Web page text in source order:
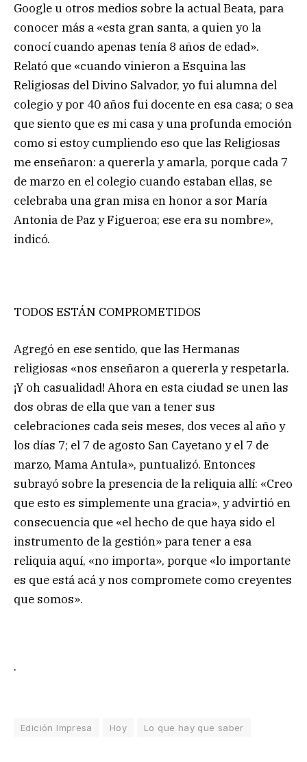
Google u otros medios sobre la actual Beata, para
conocer más a «esta gran santa, a quien yo la
conocí cuando apenas tenía 8 años de edad».
Relató que «cuando vinieron a Esquina las
Religiosas del Divino Salvador, yo fui alumna del
colegio y por 40 años fui docente en esa casa; o sea
que siento que es mi casa y una profunda emoción
como si estoy cumpliendo eso que las Religiosas
me enseñaron: a quererla y amarla, porque cada 7
de marzo en el colegio cuando estaban ellas, se
celebraba una gran misa en honor a sor María
Antonia de Paz y Figueroa; ese era su nombre»,
indicó.
TODOS ESTÁN COMPROMETIDOS
Agregó en ese sentido, que las Hermanas
religiosas «nos enseñaron a quererla y respetarla.
¡Y oh casualidad! Ahora en esta ciudad se unen las
dos obras de ella que van a tener sus
celebraciones cada seis meses, dos veces al año y
los días 7; el 7 de agosto San Cayetano y el 7 de
marzo, Mama Antula», puntualizó. Entonces
subrayó sobre la presencia de la reliquia allí: «Creo
que esto es simplemente una gracia», y advirtió en
consecuencia que «el hecho de que haya sido el
instrumento de la gestión» para tener a esa
reliquia aquí, «no importa», porque «lo importante
es que está acá y nos compromete como creyentes
que somos».
.
Edición Impresa Hoy Lo que hay que saber